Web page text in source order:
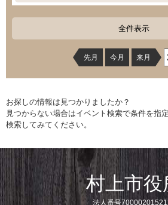
全件表示
先月 今月 来月
お探しの情報は見つかりましたか？
見つからない場合はイベント検索で条件を指
検索してみてください。
村上市役
法人番号